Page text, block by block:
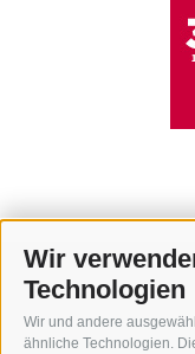
Wir
Technologien
Wir und andere
ähnliche Technologien.
KONTAKT
WIPP-MEDIA GMBH